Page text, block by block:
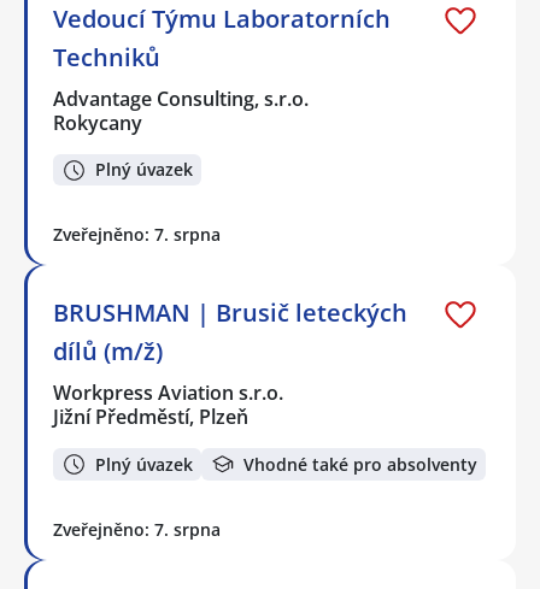
Vedoucí Týmu Laboratorních
Techniků
Advantage Consulting, s.r.o.
Rokycany
Plný úvazek
Zveřejněno: 7. srpna
BRUSHMAN | Brusič leteckých
dílů (m/ž)
Workpress Aviation s.r.o.
Jižní Předměstí, Plzeň
Plný úvazek Vhodné také pro absolventy
Zveřejněno: 7. srpna